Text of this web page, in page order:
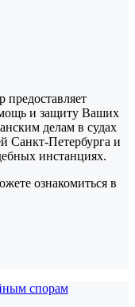
и защиту Ваших
делам в судах
Санкт-Петербурга и
инстанциях.
ознакомиться в
спорам